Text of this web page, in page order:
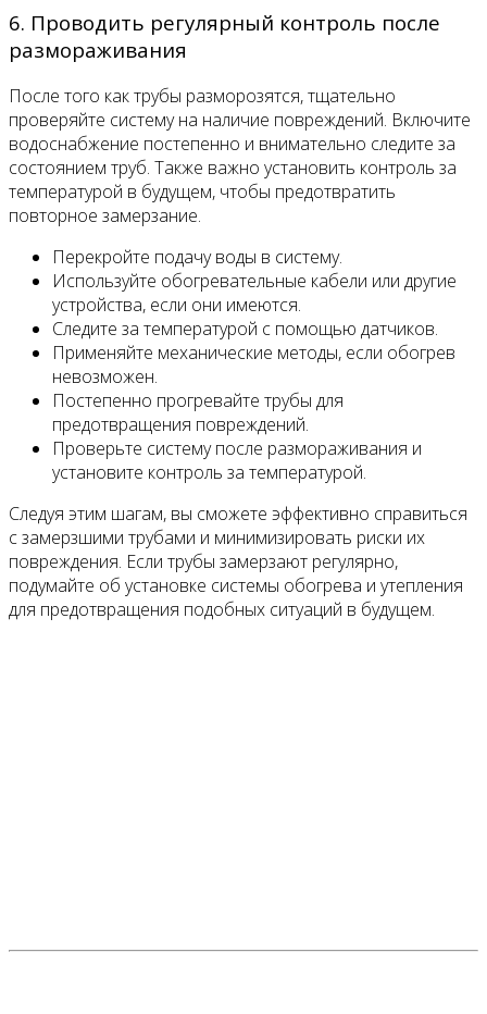
6. Проводить регулярный контроль после
размораживания
После того как трубы разморозятся, тщательно
проверяйте систему на наличие повреждений. Включите
водоснабжение постепенно и внимательно следите за
состоянием труб. Также важно установить контроль за
температурой в будущем, чтобы предотвратить
повторное замерзание.
Перекройте подачу воды в систему.
Используйте обогревательные кабели или другие
устройства, если они имеются.
Следите за температурой с помощью датчиков.
Применяйте механические методы, если обогрев
невозможен.
Постепенно прогревайте трубы для
предотвращения повреждений.
Проверьте систему после размораживания и
установите контроль за температурой.
Следуя этим шагам, вы сможете эффективно справиться
с замерзшими трубами и минимизировать риски их
повреждения. Если трубы замерзают регулярно,
подумайте об установке системы обогрева и утепления
для предотвращения подобных ситуаций в будущем.